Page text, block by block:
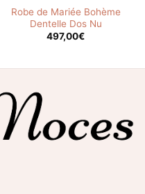
Robe de Mariée Bohème
Dentelle Dos Nu
497,00€